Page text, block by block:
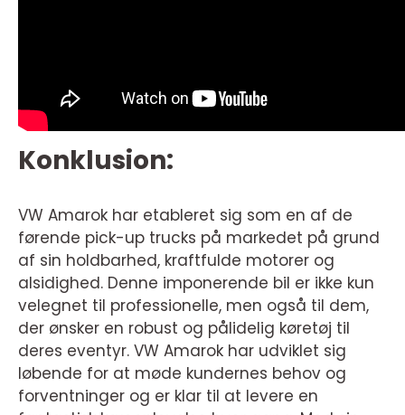
Konklusion:
VW Amarok har etableret sig som en af de
førende pick-up trucks på markedet på grund
af sin holdbarhed, kraftfulde motorer og
alsidighed. Denne imponerende bil er ikke kun
velegnet til professionelle, men også til dem,
der ønsker en robust og pålidelig køretøj til
deres eventyr. VW Amarok har udviklet sig
løbende for at møde kundernes behov og
forventninger og er klar til at levere en